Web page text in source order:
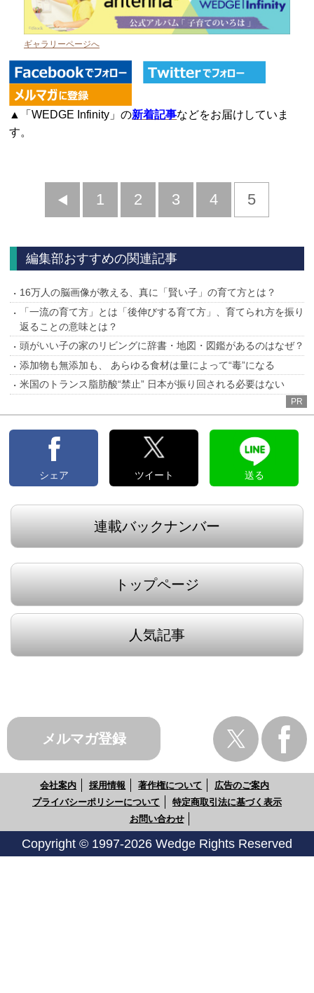
ギャラリーページへ
▲「WEDGE Infinity」の新着記事などをお届けしていま
す。
前
1 2 3 4 5
編集部おすすめの関連記事
16万人の脳画像が教える、真に「賢い子」の育て方とは？
「一流の育て方」とは「後伸びする育て方」、育てられ方を振り
返ることの意味とは？
頭がいい子の家のリビングに辞書・地図・図鑑があるのはなぜ？
添加物も無添加も、 あらゆる食材は量によって“毒”になる
米国のトランス脂肪酸“禁止” 日本が振り回される必要はない
PR
シェア ツイート 送る
連載バックナンバー
トップページ
人気記事
メルマガ登録
会社案内 採用情報 著作権について
広告のご案内
プライバシーポリシーについて
特定商取引法に基づく表示
お問い合わせ
Copyright © 1997-2026 Wedge Rights Reserved